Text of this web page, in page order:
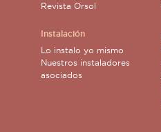
Revista Orsol
Instalación
Lo instalo yo mismo
Nuestros instaladores
asociados